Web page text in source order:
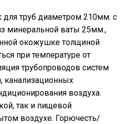
для труб диаметром 210мм. с
минеральной ваты 25мм.,
окожушке толщиной
при температуре от
трубопроводов систем
канализационных
воздуха.
так и пищевой
воздухе. Горючесть/